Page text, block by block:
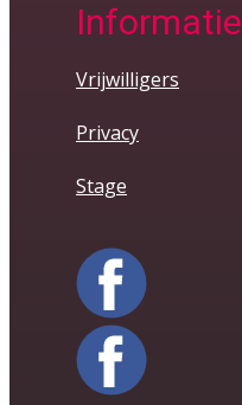
Informatie
Vrijwilligers
Privacy
Stage